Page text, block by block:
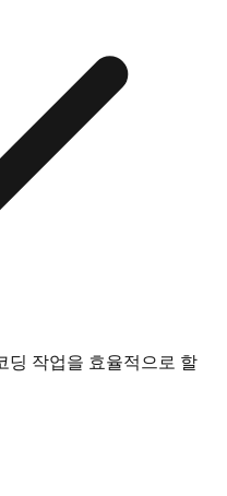
딩 작업을 효율적으로 할